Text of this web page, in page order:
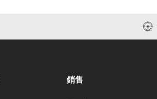
銷售